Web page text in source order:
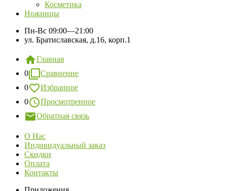
Косметика
Ножницы
Пн-Вс 09:00—21:00
ул. Братиславская, д.16, корп.1
Главная
0
Сравнение
0
Избранное
0
Просмотренное
Обратная связь
О Нас
Индивидуальный заказ
Скидки
Оплата
Контакты